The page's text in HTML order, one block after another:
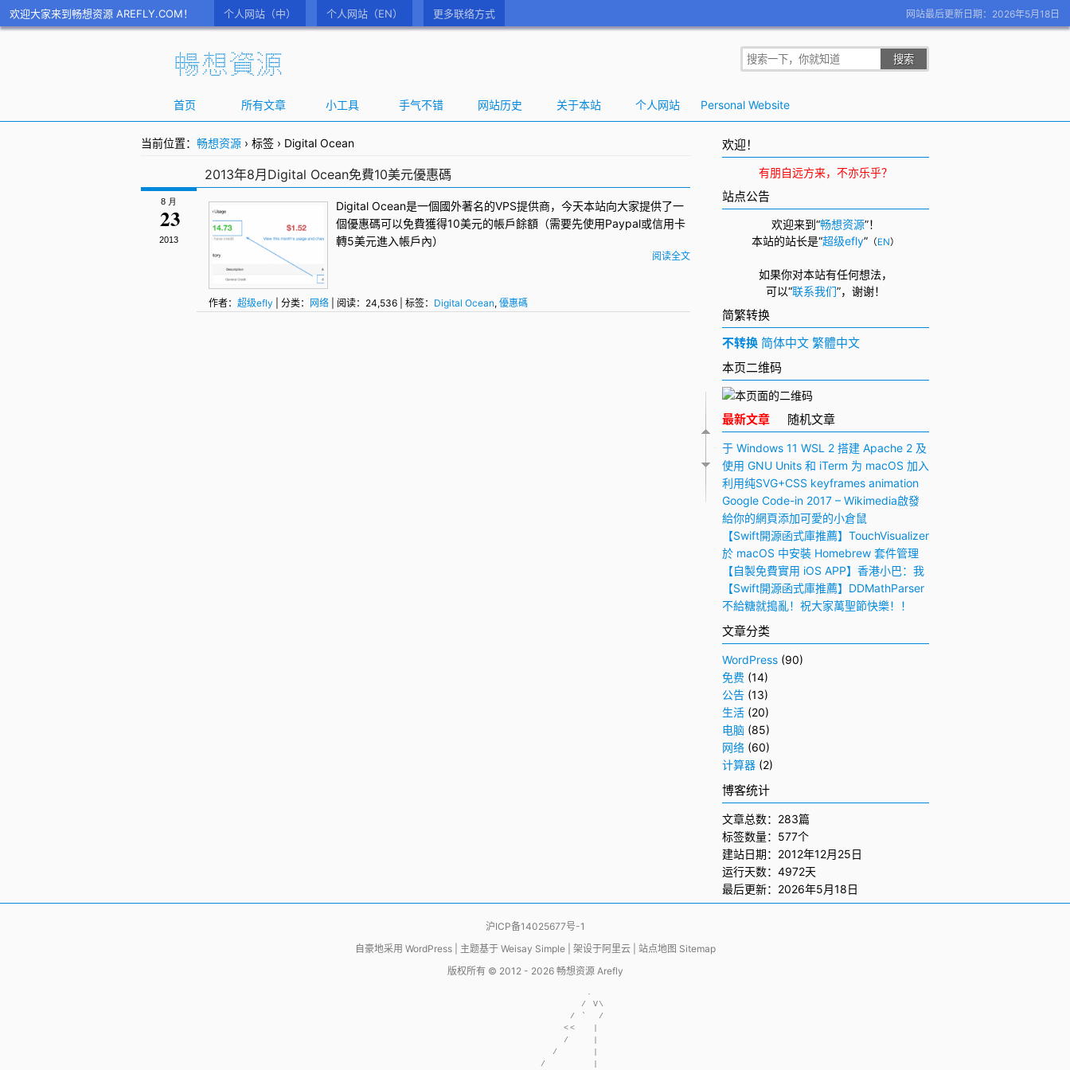
网站最后更新日期：2026年5月18日
欢迎大家来到畅想资源 AREFLY.COM！ 个人网站（中） 个人网站（EN） 更多联络方式
首页 所有文章 小工具 手气不错 网站历史 关于本站 个人网站 Personal Website
当前位置： 畅想资源 › 标签 › Digital Ocean
2013年8月Digital Ocean免費10美元優惠碼
8 月
23
2013
Digital Ocean是一個國外著名的VPS提供商，今天本站向大家提供了一
個優惠碼可以免費獲得10美元的帳戶餘額（需要先使用Paypal或信用卡
轉5美元進入帳戶內）
阅读全文
作者： 超级efly | 分类： 网络 | 阅读：24,536 | 标签： Digital Ocean, 優惠碼
欢迎！
有朋自远方来，不亦乐乎？
站点公告
欢迎来到“畅想资源”！
本站的站长是“超级efly” （EN）
如果你对本站有任何想法，
可以“联系我们”， 谢谢！
简繁转换
不转换 简体中文 繁體中文
本页二维码
最新文章 随机文章
于 Windows 11 WSL 2 搭建 Apache 2 及
PHP 7 开发环境
使用 GNU Units 和 iTerm 为 macOS 加入
快捷多功能计算器
利用纯SVG+CSS keyframes animation
动画实现手写毛笔字（书法）效果
Google Code-in 2017 – Wikimedia啟發
與感想
給你的網頁添加可愛的小倉鼠
【Swift開源函式庫推薦】TouchVisualizer
– 於屏幕上顯示你所觸摸的位置
於 macOS 中安裝 Homebrew 套件管理
工具
【自製免費實用 iOS APP】香港小巴：我
要下車！
【Swift開源函式庫推薦】DDMathParser
– 通過文字表達式（算式）計算結果
不給糖就搗亂！祝大家萬聖節快樂！！
文章分类
WordPress (90)
免费 (14)
公告 (13)
生活 (20)
电脑 (85)
网络 (60)
计算器 (2)
博客统计
文章总数：283篇
标签数量：577个
建站日期：2012年12月25日
运行天数：4972天
最后更新：2026年5月18日
沪ICP备14025677号-1
自豪地采用 WordPress| 主题基于 Weisay Simple| 架设于阿里云| 站点地图 Sitemap
版权所有 © 2012 - 2026 畅想资源 Arefly
                     .
                    / V\
                  / `  /
                 <<   |
                 /    |
               /      |
             /        |